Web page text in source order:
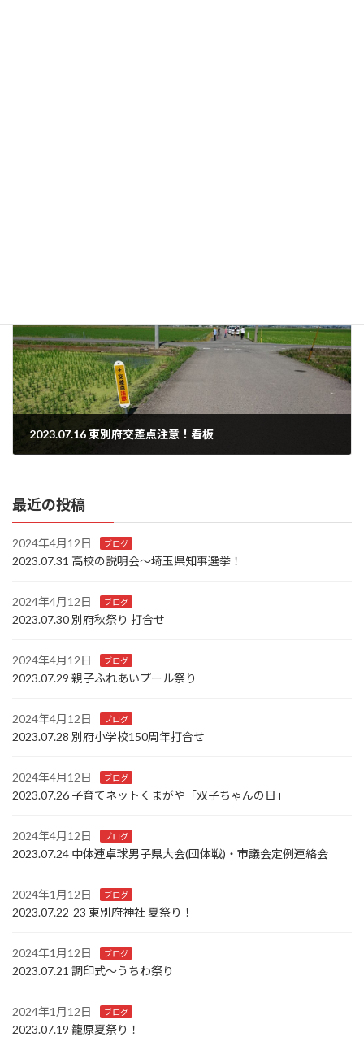
2023.07.16 東別府交差点注意！看板
最近の投稿
2024年4月12日 ブログ
2023.07.31 高校の説明会～埼玉県知事選挙！
2024年4月12日 ブログ
2023.07.30 別府秋祭り 打合せ
2024年4月12日 ブログ
2023.07.29 親子ふれあいプール祭り
2024年4月12日 ブログ
2023.07.28 別府小学校150周年打合せ
2024年4月12日 ブログ
2023.07.26 子育てネットくまがや「双子ちゃんの日」
2024年4月12日 ブログ
2023.07.24 中体連卓球男子県大会(団体戦)・市議会定例連絡会
2024年1月12日 ブログ
2023.07.22-23 東別府神社 夏祭り！
2024年1月12日 ブログ
2023.07.21 調印式～うちわ祭り
2024年1月12日 ブログ
2023.07.19 籠原夏祭り！